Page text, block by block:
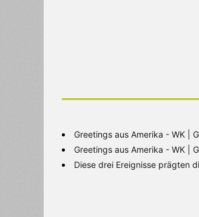
Greetings aus Amerika - WK |
Greetings aus Amerika - WK |
Diese drei Ereignisse prägten